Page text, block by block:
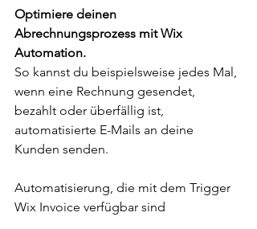
Optimiere deinen
Abrechnungsprozess mit Wix
Automation.
So kannst du beispielsweise jedes Mal,
wenn eine Rechnung gesendet,
bezahlt oder überfällig ist,
automatisierte E-Mails an deine
Kunden senden.
Automatisierung, die mit dem Trigger
Wix Invoice verfügbar sind